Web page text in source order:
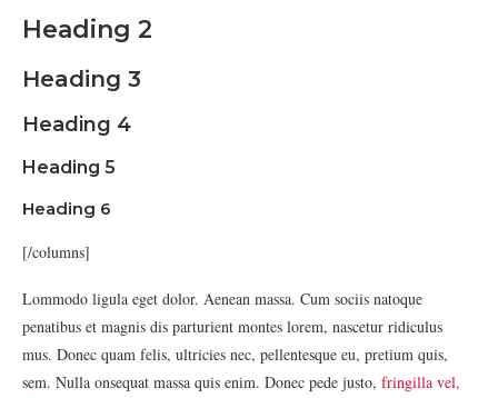
Heading 2
Heading 3
Heading 4
Heading 5
Heading 6
[/columns]
Lommodo ligula eget dolor. Aenean massa. Cum sociis natoque
penatibus et magnis dis parturient montes lorem, nascetur ridiculus
mus. Donec quam felis, ultricies nec, pellentesque eu, pretium quis,
sem. Nulla onsequat massa quis enim. Donec pede justo, fringilla vel,